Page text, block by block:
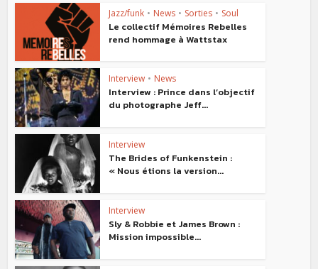
Jazz/funk • News • Sorties • Soul
Le collectif Mémoires Rebelles
rend hommage à Wattstax
Interview • News
Interview : Prince dans l’objectif
du photographe Jeff...
Interview
The Brides of Funkenstein :
« Nous étions la version...
Interview
Sly & Robbie et James Brown :
Mission impossible...